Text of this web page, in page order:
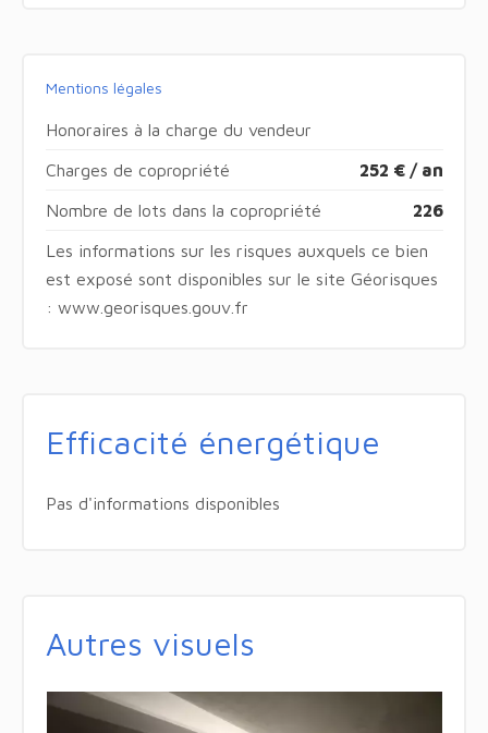
Mentions légales
Honoraires à la charge du vendeur
Charges de copropriété 252 € / an
Nombre de lots dans la copropriété 226
Les informations sur les risques auxquels ce bien
est exposé sont disponibles sur le site Géorisques
: www.georisques.gouv.fr
Efficacité énergétique
Pas d'informations disponibles
Autres visuels